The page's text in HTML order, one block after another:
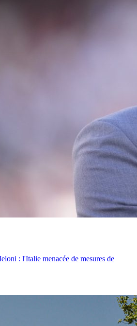
: l'Italie menacée de mesures de